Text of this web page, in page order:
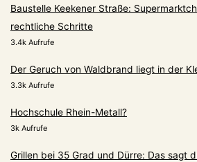
Baustelle Keekener Straße:
rechtliche Schritte
3.4k Aufrufe
Der Geruch von Waldbrand liegt in der
3.3k Aufrufe
Hochschule Rhein-Metall?
3k Aufrufe
Grillen bei 35 Grad und Dürre: Das sagt